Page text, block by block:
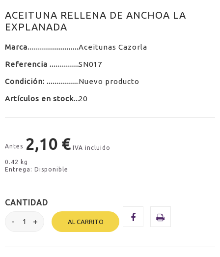
ACEITUNA RELLENA DE ANCHOA LA
EXPLANADA
Marca Aceitunas Cazorla
Referencia SN017
Condición: Nuevo producto
Artículos en stock 20
Antes 2,10 € IVA incluido
0.42 kg
Entrega: Disponible
CANTIDAD
AL CARRITO